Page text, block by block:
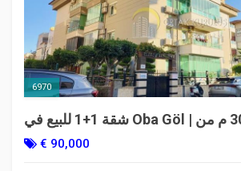
6970
شقة 1+1 للبيع في Oba Göl | على بعد 300 م من
البحر | مزود بمخزن خاص | الرمز 6970
€ 90,000